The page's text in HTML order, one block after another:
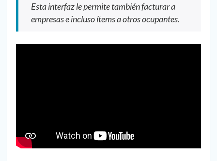
Esta interfaz le permite también facturar a
empresas e incluso ítems a otros ocupantes.